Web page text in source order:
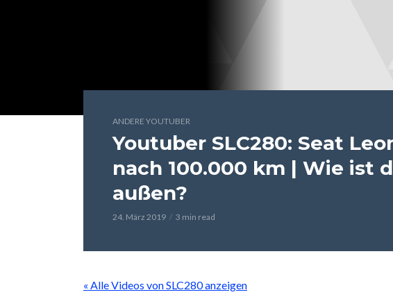
ANDERE YOUTUBER
Youtuber SLC280: Seat
nach 100.000 km | Wie ist
außen?
24. März 2019 3 min read
« Alle Videos von SLC280 anzeigen